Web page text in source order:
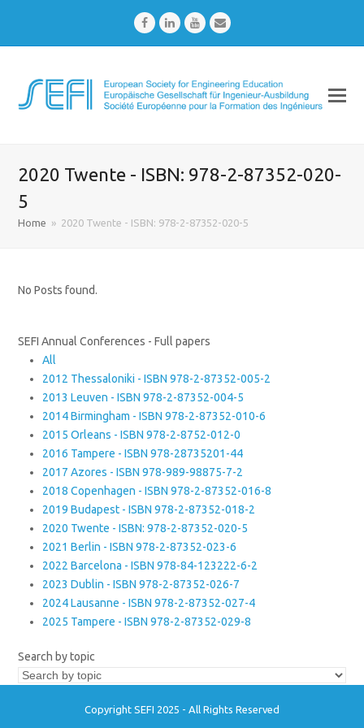
FacebookLinkedInYoutubeEmail
2020 Twente - ISBN: 978-2-87352-020-
5
Home » 2020 Twente - ISBN: 978-2-87352-020-5
No Posts found.
SEFI Annual Conferences - Full papers
All
2012 Thessaloniki - ISBN 978-2-87352-005-2
2013 Leuven - ISBN 978-2-87352-004-5
2014 Birmingham - ISBN 978-2-87352-010-6
2015 Orleans - ISBN 978-2-8752-012-0
2016 Tampere - ISBN 978-28735201-44
2017 Azores - ISBN 978-989-98875-7-2
2018 Copenhagen - ISBN 978-2-87352-016-8
2019 Budapest - ISBN 978-2-87352-018-2
2020 Twente - ISBN: 978-2-87352-020-5
2021 Berlin - ISBN 978-2-87352-023-6
2022 Barcelona - ISBN 978-84-123222-6-2
2023 Dublin - ISBN 978-2-87352-026-7
2024 Lausanne - ISBN 978-2-87352-027-4
2025 Tampere - ISBN 978-2-87352-029-8
Search by topic
Copyright SEFI 2025 - All Rights Reserved